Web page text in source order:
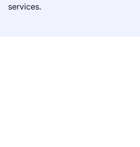
services.